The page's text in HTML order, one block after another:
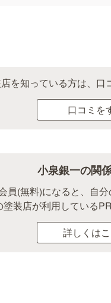
を知っている方は、口
口コミを
小泉銀一の関
員(無料)になると、自
装店が利用している
詳しくは